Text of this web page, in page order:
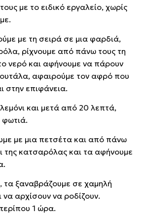
με το ειδικό εργαλείο, χωρίς
με τη σειρά σε μια φαρδιά,
ρίχνουμε από πάνω τους τη
νερό και αφήνουμε να πάρουν
αφαιρούμε τον αφρό που
στην επιφάνεια.
και μετά από 20 λεπτά,
φωτιά.
με μια πετσέτα και από πάνω
της κατσαρόλας και τα αφήνουμε
τα ξαναβράζουμε σε χαμηλή
να αρχίσουν να ροδίζουν.
1 ώρα.